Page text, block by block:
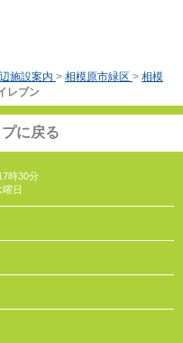
施設案内 > 相模原市緑区 > 相模
レブン
に戻る
時30分
日